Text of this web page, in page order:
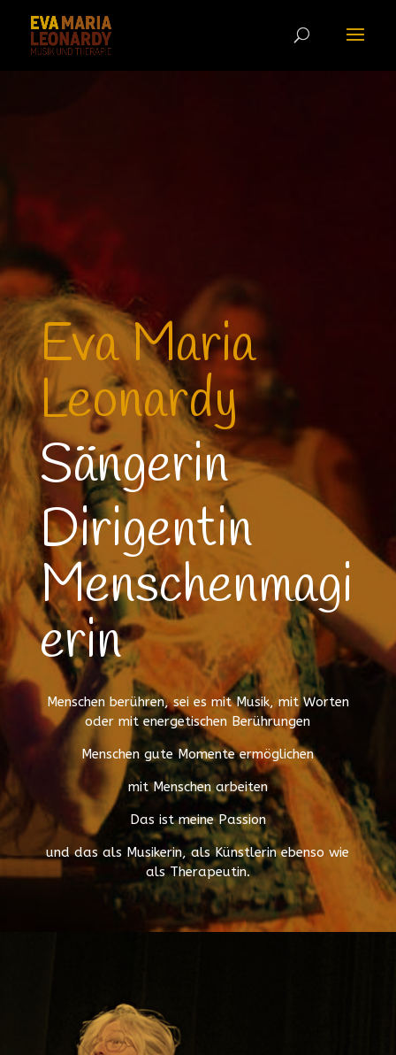
Eva Maria
Leonardy
Sängerin
Dirigentin
Menschenmagi
erin
Menschen berühren, sei es mit Musik, mit Worten
oder mit energetischen Berührungen
Menschen gute Momente ermöglichen
mit Menschen arbeiten
Das ist meine Passion
und das als Musikerin, als Künstlerin ebenso wie
als Therapeutin.